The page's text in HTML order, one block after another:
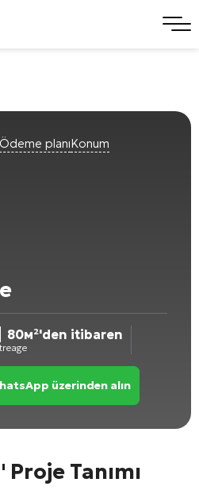
Ödeme planıKonum
80м²'den itibaren
üzerinden alın
Tanımı